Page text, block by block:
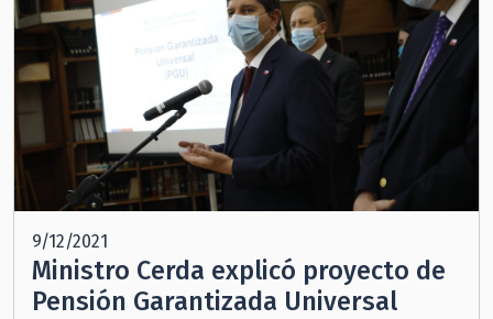
9/12/2021
Ministro Cerda explicó proyecto de
Pensión Garantizada Universal